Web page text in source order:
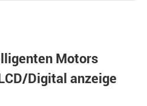
Motors
Digital anzeige